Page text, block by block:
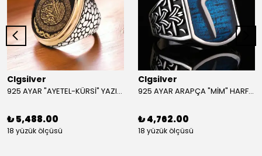
Clgsilver
925 AYAR "AYETEL-KÜRSİ" YAZILI GÜMÜŞ ERKEK YÜZÜK
₺ 5,488.00
18 yüzük ölçüsü
Clgsilver
925 AYAR ARAPÇA "MİM" HARFLİ GÜMÜŞ ERKEK YÜZÜK
₺ 4,762.00
18 yüzük ölçüsü